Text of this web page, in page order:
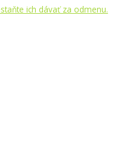
ich dávať za odmenu.